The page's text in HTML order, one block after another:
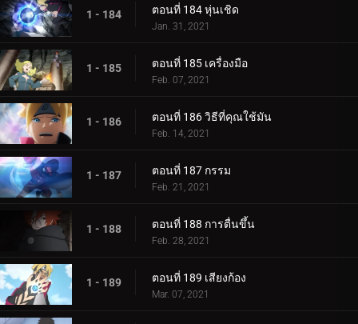
1 - 184 ตอนที่ 184 หุ่นเชิด
Jan. 31, 2021
1 - 185 ตอนที่ 185 เครื่องมือ
Feb. 07, 2021
1 - 186 ตอนที่ 186 วิธีที่คุณใช้มัน
Feb. 14, 2021
1 - 187 ตอนที่ 187 กรรม
Feb. 21, 2021
1 - 188 ตอนที่ 188 การตื่นขึ้น
Feb. 28, 2021
1 - 189 ตอนที่ 189 เสียงก้อง
Mar. 07, 2021